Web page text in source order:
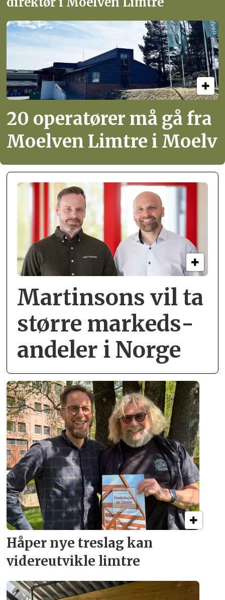
20 operatører må gå fra
Moelven Limtre i Moelv
Martinsons vil ta
større markeds­
andeler i Norge
Håper nye treslag kan
videreutvikle limtre